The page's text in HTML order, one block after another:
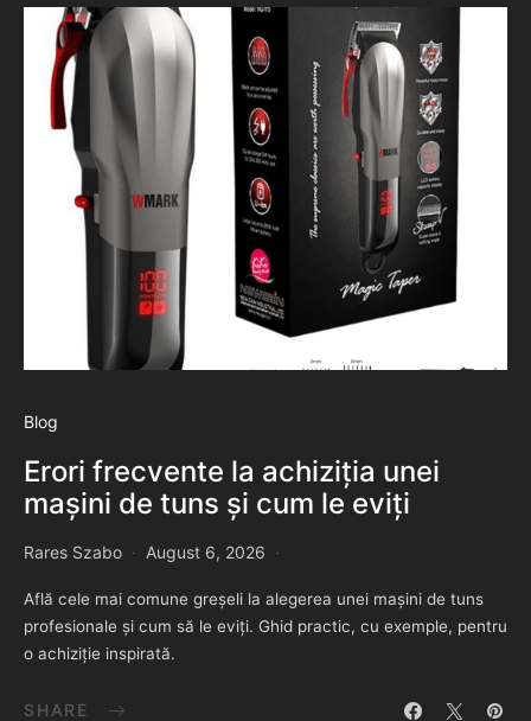
Blog
Erori frecvente la achiziția unei
mașini de tuns și cum le eviți
Rares Szabo August 6, 2026
Află cele mai comune greșeli la alegerea unei mașini de tuns
profesionale și cum să le eviți. Ghid practic, cu exemple, pentru
o achiziție inspirată.
SHARE